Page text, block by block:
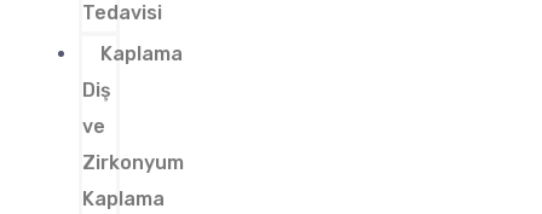
Tedavisi
Kaplama
Diş
ve
Zirkonyum
Kaplama